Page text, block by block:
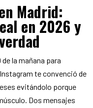
Madrid:
en 2026 y
la mañana para
te convenció de
evitándolo porque
Dos mensajes